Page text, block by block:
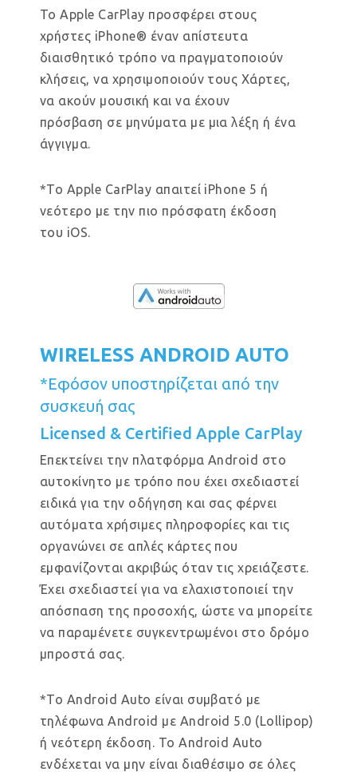
Το Apple CarPlay προσφέρει στους
χρήστες iPhone® έναν απίστευτα
διαισθητικό τρόπο να πραγματοποιούν
κλήσεις, να χρησιμοποιούν τους Χάρτες,
να ακούν μουσική και να έχουν
πρόσβαση σε μηνύματα με μια λέξη ή ένα
άγγιγμα.
*Το Apple CarPlay απαιτεί iPhone 5 ή
νεότερο με την πιο πρόσφατη έκδοση
του iOS.
WIRELESS ANDROID AUTO
*Εφόσον υποστηρίζεται από την
συσκευή σας
Licensed & Certified Apple CarPlay
Επεκτείνει την πλατφόρμα Android στο
αυτοκίνητο με τρόπο που έχει σχεδιαστεί
ειδικά για την οδήγηση και σας φέρνει
αυτόματα χρήσιμες πληροφορίες και τις
οργανώνει σε απλές κάρτες που
εμφανίζονται ακριβώς όταν τις χρειάζεστε.
Έχει σχεδιαστεί για να ελαχιστοποιεί την
απόσπαση της προσοχής, ώστε να μπορείτε
να παραμένετε συγκεντρωμένοι στο δρόμο
μπροστά σας.
*Το Android Auto είναι συμβατό με
τηλέφωνα Android με Android 5.0 (Lollipop)
ή νεότερη έκδοση. Το Android Auto
ενδέχεται να μην είναι διαθέσιμο σε όλες